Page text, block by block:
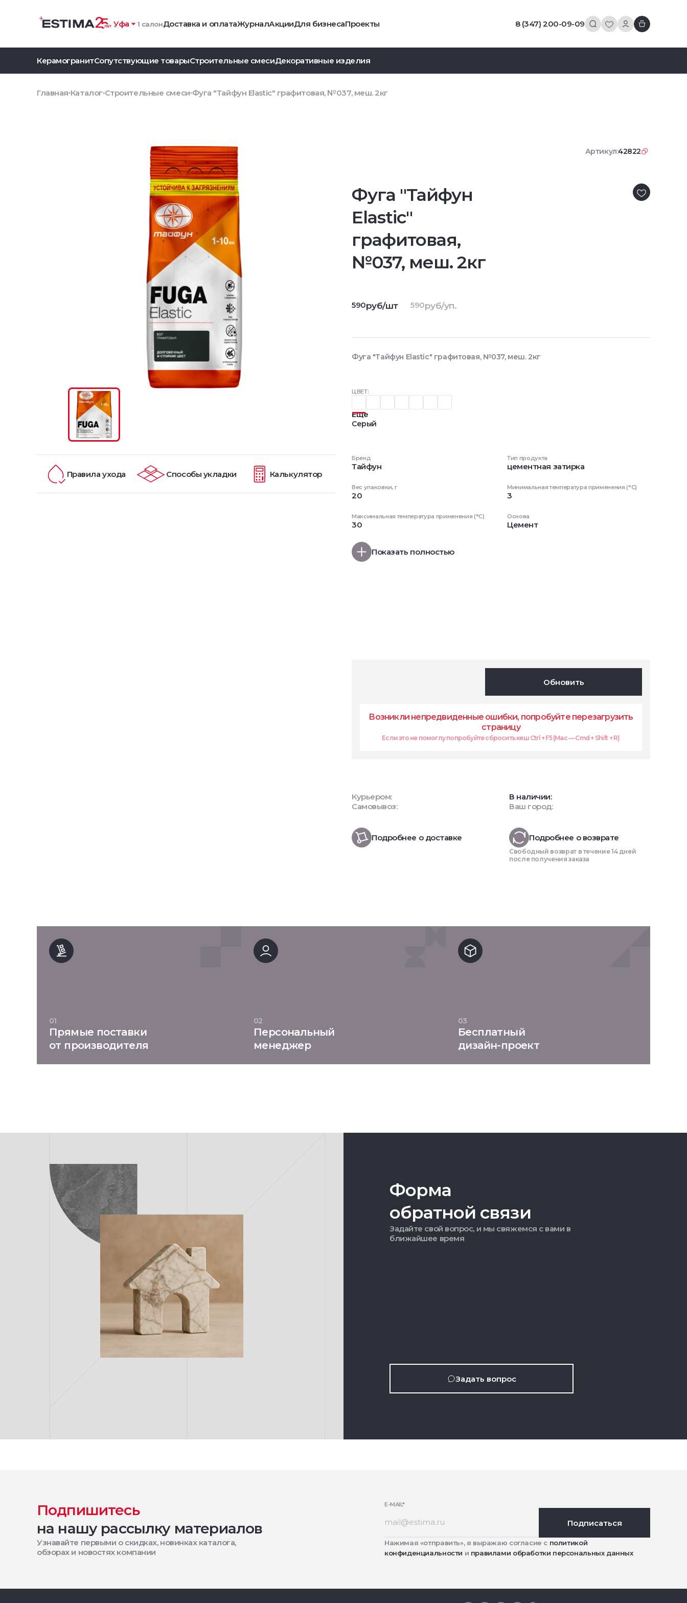
Уфа 1 салонДоставка и оплатаЖурналАкцииДля бизнесаПроекты 8 (347) 200-09-09
КерамогранитСопутствующие товарыСтроительные смесиДекоративные изделия
Главная Каталог Строительные смеси Фуга "Тайфун Elastic" графитовая, №037, меш. 2кг
Артикул:42822
Фуга "Тайфун
Elastic"
графитовая,
№037, меш. 2кг
ЦВЕТ:
Еще
Серый
Бренд
Тайфун
Тип продукта
цементная затирка
Вес упаковки, г
20
Минимальная температура применения (°C)
3
Максимальная температура применения (°C)
30
Основа
Цемент
Показать полностью
590руб/шт 590руб/уп.
Обновить
Возникли непредвиденные ошибки, попробуйте перезагрузить
страницу
Если это не помоглу попробуйте сбросить кеш Ctrl + F5 (Mac — Cmd + Shift + R)
Курьером:
Самовывоз:
В наличии:
Ваш город:
Подробнее о доставке Подробнее о возврате
Свободный возврат в течение 14 дней
после получения заказа
Фуга "Тайфун Elastic" графитовая, №037, меш. 2кг
Правила ухода Способы укладки Калькулятор
01
Прямые поставки
от производителя
02
Персональный
менеджер
03
Бесплатный
дизайн-проект
Форма
обратной связи
Задайте свой вопрос, и мы свяжемся с вами в
ближайшее время
Задать вопрос
Подпишитесь
на нашу рассылку материалов
Узнавайте первыми о скидках, новинках каталога,
обзорах и новостях компании
E-MAIL*
Подписаться
Нажимая «отправить», я выражаю согласие с политикой
конфиденциальности и правилами обработки персональных данных